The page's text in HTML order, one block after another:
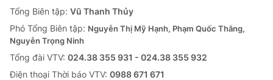
Tổng Biên tập: Vũ Thanh Thủy
Phó Tổng Biên tập: Nguyễn Thị Mỹ Hạnh, Phạm Quốc Thắng,
Nguyễn Trọng Ninh
Tổng đài VTV: 024.38 355 931 - 024.38 355 932
Ðiện thoại Thời báo VTV: 0988 671 671